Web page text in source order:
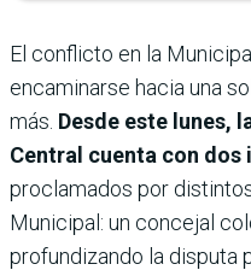
El conflicto en la
encaminarse hacia una
más. Desde este lunes,
Central cuenta con dos
proclamados por
Municipal: un concejal
profundizando la disputa